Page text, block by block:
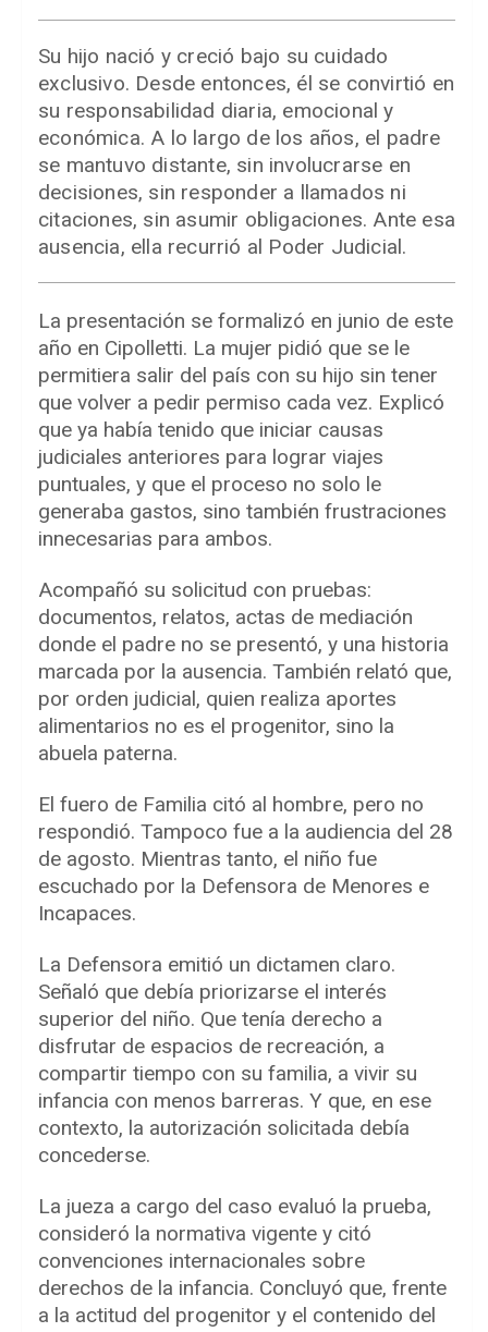
Su hijo nació y creció bajo su cuidado
exclusivo. Desde entonces, él se convirtió en
su responsabilidad diaria, emocional y
económica. A lo largo de los años, el padre
se mantuvo distante, sin involucrarse en
decisiones, sin responder a llamados ni
citaciones, sin asumir obligaciones. Ante esa
ausencia, ella recurrió al Poder Judicial.
La presentación se formalizó en junio de este
año en Cipolletti. La mujer pidió que se le
permitiera salir del país con su hijo sin tener
que volver a pedir permiso cada vez. Explicó
que ya había tenido que iniciar causas
judiciales anteriores para lograr viajes
puntuales, y que el proceso no solo le
generaba gastos, sino también frustraciones
innecesarias para ambos.
Acompañó su solicitud con pruebas:
documentos, relatos, actas de mediación
donde el padre no se presentó, y una historia
marcada por la ausencia. También relató que,
por orden judicial, quien realiza aportes
alimentarios no es el progenitor, sino la
abuela paterna.
El fuero de Familia citó al hombre, pero no
respondió. Tampoco fue a la audiencia del 28
de agosto. Mientras tanto, el niño fue
escuchado por la Defensora de Menores e
Incapaces.
La Defensora emitió un dictamen claro.
Señaló que debía priorizarse el interés
superior del niño. Que tenía derecho a
disfrutar de espacios de recreación, a
compartir tiempo con su familia, a vivir su
infancia con menos barreras. Y que, en ese
contexto, la autorización solicitada debía
concederse.
La jueza a cargo del caso evaluó la prueba,
consideró la normativa vigente y citó
convenciones internacionales sobre
derechos de la infancia. Concluyó que, frente
a la actitud del progenitor y el contenido del